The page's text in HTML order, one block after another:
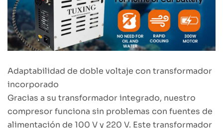
Adaptabilidad de doble voltaje con transformador
incorporado
Gracias a su transformador integrado, nuestro
compresor funciona sin problemas con fuentes de
alimentación de 100 V y 220 V. Este transformador